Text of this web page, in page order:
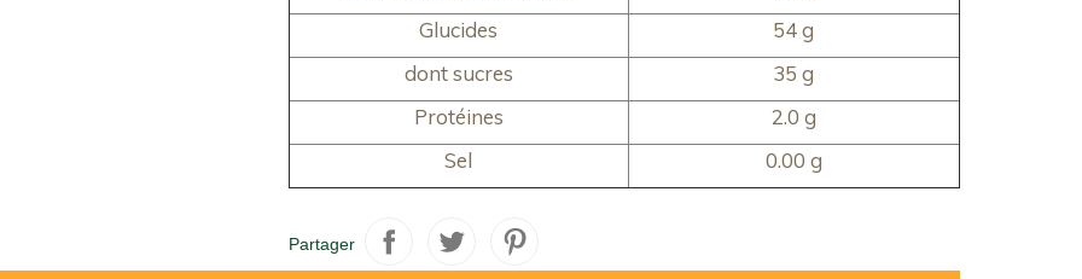
Glucides
54 g
dont sucres
35 g
Protéines
2.0 g
Sel
0.00 g
Partager